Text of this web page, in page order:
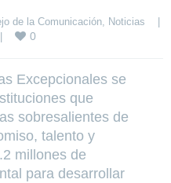
de la Comunicación Noticias
|
| 0
Excepcionales se
que
sobresalientes de
talento y
millones de
para desarrollar